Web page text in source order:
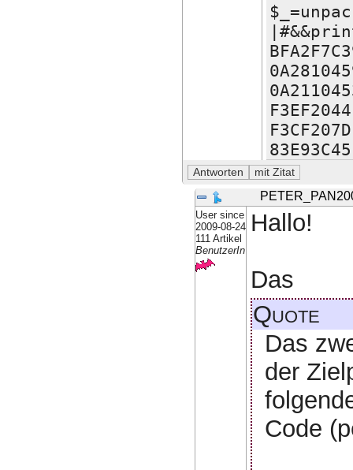
User since
2009-08-24
111 Artikel
BenutzerIn
Hallo!
Das
Quote
Das
der
Code